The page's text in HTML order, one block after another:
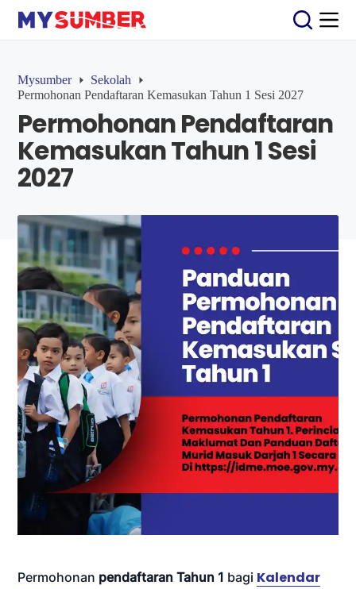
S
k
o
c
o
e
n
t
Mysumber
Sekolah
Permohonan Pendaftaran Kemasukan Tahun 1 Sesi 2027
Permohonan Pendaftaran
Kemasukan Tahun 1 Sesi
2027
Permohonan pendaftaran Tahun 1 bagi Kalendar